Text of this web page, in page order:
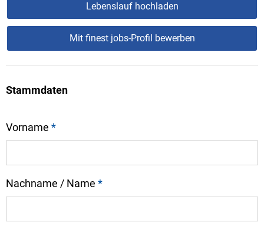
Lebenslauf hochladen
Mit finest jobs-Profil bewerben
Stammdaten
Vorname *
Nachname / Name *